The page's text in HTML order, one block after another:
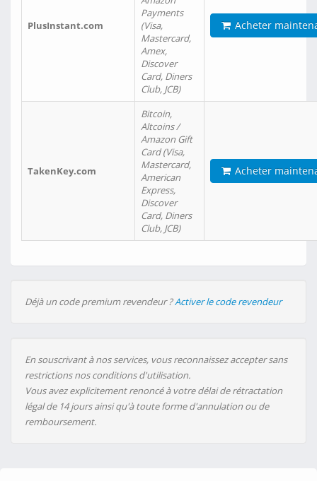
PlusInstant.com
Payments
(Visa,
Mastercard,
Amex,
Discover
Card, Diners
Club, JCB)
Acheter
TakenKey.com
Bitcoin,
Altcoins /
Amazon Gift
Card (Visa,
Mastercard,
American
Express,
Discover
Card, Diners
Club, JCB)
Acheter
Déjà un code premium revendeur ?Activer le code revendeur
En souscrivant à nos services, vous reconnaissez accepter sans
restrictions nos conditions d'utilisation.
Vous avez explicitement renoncé à votre délai de rétractation
légal de 14 jours ainsi qu'à toute forme d'annulation ou de
remboursement.